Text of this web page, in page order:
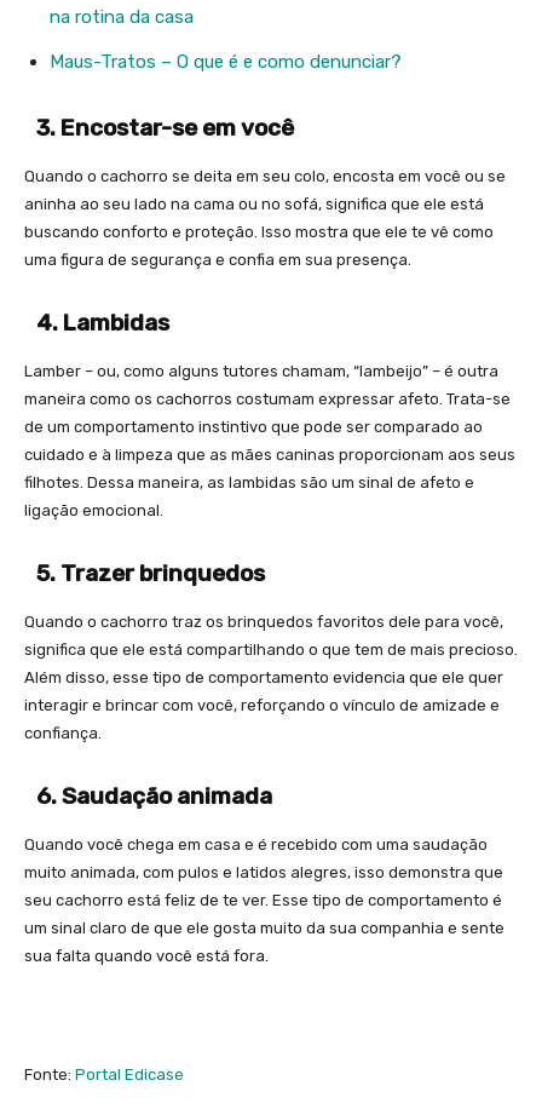
na rotina da casa
Maus-Tratos – O que é e como denunciar?
3. Encostar-se em você
Quando o cachorro se deita em seu colo, encosta em você ou se
aninha ao seu lado na cama ou no sofá, significa que ele está
buscando conforto e proteção. Isso mostra que ele te vê como
uma figura de segurança e confia em sua presença.
4. Lambidas
Lamber – ou, como alguns tutores chamam, “lambeijo” – é outra
maneira como os cachorros costumam expressar afeto. Trata-se
de um comportamento instintivo que pode ser comparado ao
cuidado e à limpeza que as mães caninas proporcionam aos seus
filhotes. Dessa maneira, as lambidas são um sinal de afeto e
ligação emocional.
5. Trazer brinquedos
Quando o cachorro traz os brinquedos favoritos dele para você,
significa que ele está compartilhando o que tem de mais precioso.
Além disso, esse tipo de comportamento evidencia que ele quer
interagir e brincar com você, reforçando o vínculo de amizade e
confiança.
6. Saudação animada
Quando você chega em casa e é recebido com uma saudação
muito animada, com pulos e latidos alegres, isso demonstra que
seu cachorro está feliz de te ver. Esse tipo de comportamento é
um sinal claro de que ele gosta muito da sua companhia e sente
sua falta quando você está fora.
Fonte: Portal Edicase